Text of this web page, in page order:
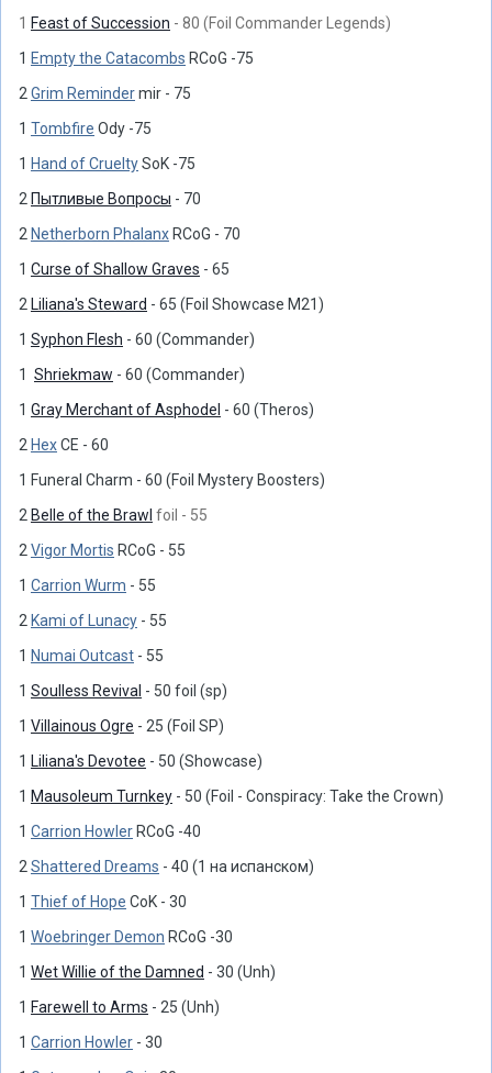
1 Feast of Succession - 80 (Foil Commander Legends)
1 Empty the Catacombs RCoG -75
2Grim Remindermir - 75
1 Tombfire Ody -75
1 Hand of CrueltySoK -75
2 Пытливые Вопросы - 70
2 Netherborn Phalanx RCoG - 70
1 Curse of Shallow Graves - 65
2 Liliana's Steward - 65 (Foil Showcase M21)
1 Syphon Flesh - 60 (Commander)
1 Shriekmaw - 60 (Commander)
1 Gray Merchant of Asphodel - 60 (Theros)
2 HexCE - 60
1 Funeral Charm - 60 (Foil Mystery Boosters)
2 Belle of the Brawl foil - 55
2Vigor Mortis RCoG - 55
1 Carrion Wurm - 55
2 Kami of Lunacy - 55
1 Numai Outcast - 55
1 Soulless Revival - 50 foil (sp)
1 Villainous Ogre - 25 (Foil SP)
1 Liliana's Devotee - 50 (Showcase)
1 Mausoleum Turnkey - 50 (Foil - Conspiracy: Take the Crown)
1 Carrion Howler RCoG -40
2Shattered Dreams - 40 (1 на испанском)
1 Thief of Hope CoK - 30
1 Woebringer Demon RCoG -30
1 Wet Willie of the Damned - 30 (Unh)
1 Farewell to Arms - 25 (Unh)
1 Carrion Howler - 30